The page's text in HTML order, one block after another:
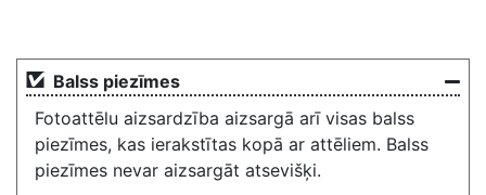
Balss piezīmes
Fotoattēlu aizsardzība aizsargā arī visas balss
piezīmes, kas ierakstītas kopā ar attēliem. Balss
piezīmes nevar aizsargāt atsevišķi.